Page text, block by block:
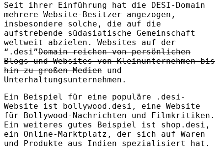
Seit ihrer Einführung hat die DESI -Domain
mehrere Website-Besitzer angezogen,
insbesondere solche, die auf die
aufstrebende südasiatische Gemeinschaft
weltweit abzielen. Websites auf der
“.desi”Domain reichen von persönlichen
Blogs und Websites von Kleinunternehmen bis
hin zu großen Medien und
Unterhaltungsunternehmen.
Ein Beispiel für eine populäre .desi-
Website ist bollywood.desi, eine Website
für Bollywood-Nachrichten und Filmkritiken.
Ein weiteres gutes Beispiel ist shop.desi,
ein Online-Marktplatz, der sich auf Waren
und Produkte aus Indien spezialisiert hat.